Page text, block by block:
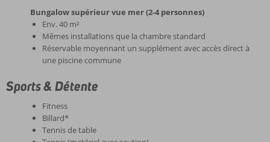
Bungalow supérieur vue mer (2-4 personnes)
Env. 40 m²
Mêmes installations que la chambre standard
Réservable moyennant un supplément avec accès direct à
une piscine commune
Sports & Détente
Fitness
Billard*
Tennis de table